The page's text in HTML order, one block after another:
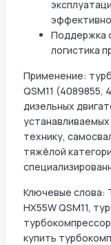
Поддержка
логистика
Применение:
QSM11 (4089855,
дизельных
технику,
тяжёлой
Ключевые слова:
HX55W QSM11,
купить